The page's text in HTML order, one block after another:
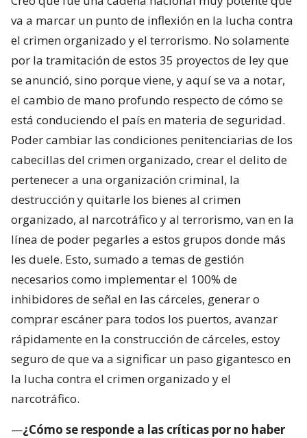
va a marcar un punto de inflexión en la lucha contra
el crimen organizado y el terrorismo. No solamente
por la tramitación de estos 35 proyectos de ley que
se anunció, sino porque viene, y aquí se va a notar,
el cambio de mano profundo respecto de cómo se
está conduciendo el país en materia de seguridad.
Poder cambiar las condiciones penitenciarias de los
cabecillas del crimen organizado, crear el delito de
pertenecer a una organización criminal, la
destrucción y quitarle los bienes al crimen
organizado, al narcotráfico y al terrorismo, van en la
línea de poder pegarles a estos grupos donde más
les duele. Esto, sumado a temas de gestión
necesarios como implementar el 100% de
inhibidores de señal en las cárceles, generar o
comprar escáner para todos los puertos, avanzar
rápidamente en la construcción de cárceles, estoy
seguro de que va a significar un paso gigantesco en
la lucha contra el crimen organizado y el
narcotráfico.
—¿Cómo se responde a las críticas por no haber